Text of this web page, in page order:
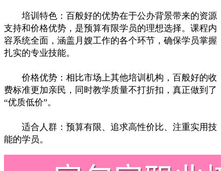
培训特色：百般好的优势在于公办背景带来的资源
支持和价格优势，是预算有限学员的理想选择。课程内
容系统全面，涵盖月嫂工作的各个环节，确保学员掌握
扎实的专业技能。
价格优势：相比市场上其他培训机构，百般好的收
费标准更加亲民，同时教学质量不打折扣，真正做到了
“优质低价”。
适合人群：预算有限、追求高性价比、注重实用技
能的学员。